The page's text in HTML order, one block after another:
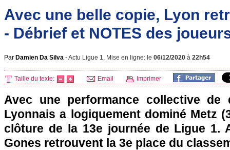
Avec une belle copie, Lyon
- Débrief et NOTES des
Par Damien Da Silva -Actu Ligue 1, Mise en ligne: le 06/12/2020 à 22h54
Taille du texte: Email Imprimer
Avec une performance collective de
Lyonnais a logiquement dominé Metz
clôture de la 13e journée de Ligue 1.
Gones retrouvent la 3e place du